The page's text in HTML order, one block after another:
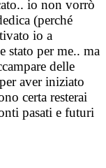
io non vorrò
(perché
io a
stato per me.. ma
delle
aver iniziato
certa resterai
pasati e futuri